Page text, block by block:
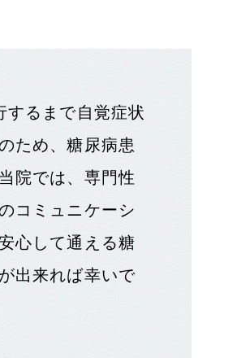
するまで自覚症状
ため、糖尿病患
院では、専門性
コミュニケーシ
心して通える糖
出来れば幸いで